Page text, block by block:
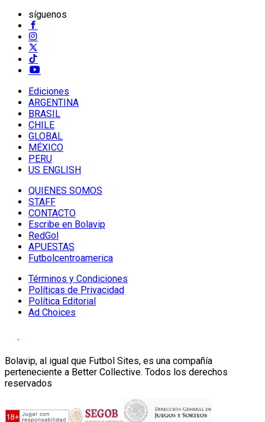
síguenos
Ediciones
ARGENTINA
BRASIL
CHILE
GLOBAL
MÉXICO
PERU
US ENGLISH
QUIENES SOMOS
STAFF
CONTACTO
Escribe en Bolavip
RedGol
APUESTAS
Futbolcentroamerica
Términos y Condiciones
Políticas de Privacidad
Política Editorial
Ad Choices
Bolavip, al igual que Futbol Sites, es una compañía
perteneciente a Better Collective. Todos los derechos
reservados